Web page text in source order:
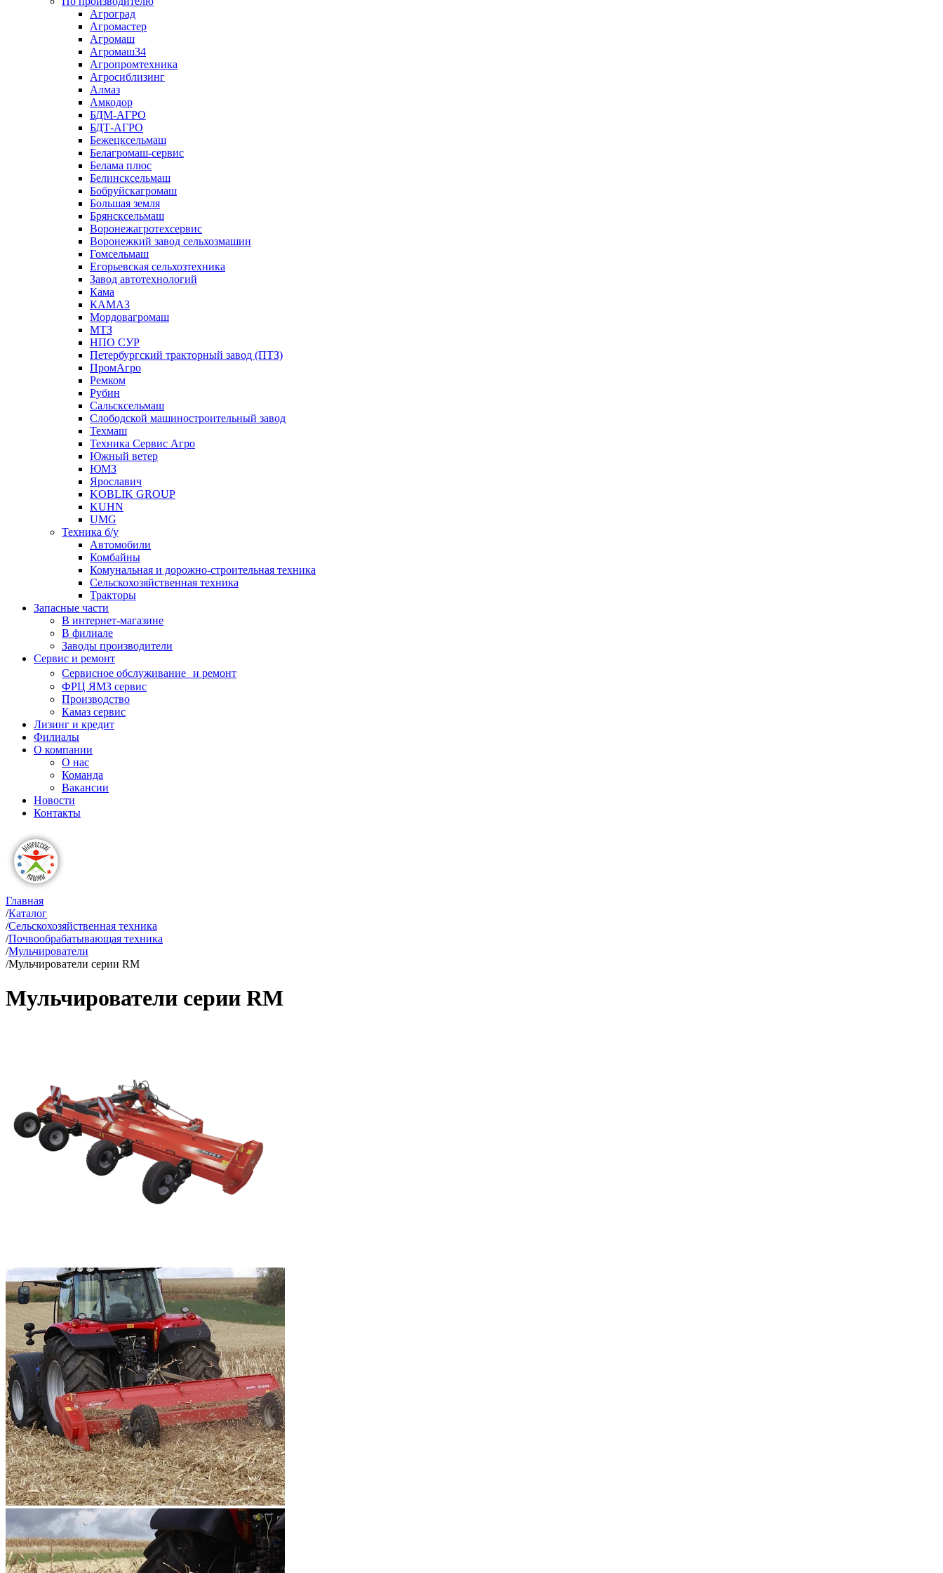
Агроград
Агромастер
Агромаш
Агромаш34
Агропромтехника
Агросиблизинг
Алмаз
Амкодор
БДМ-АГРО
БДТ-АГРО
Бежецксельмаш
Белагромаш-сервис
Белама плюс
Белинсксельмаш
Бобруйскагромаш
Большая земля
Брянсксельмаш
Воронежагротехсервис
Воронежкий завод сельхозмашин
Гомсельмаш
Егорьевская сельхозтехника
Завод автотехнологий
Кама
КАМАЗ
Мордовагромаш
МТЗ
НПО СУР
Петербургский тракторный завод (ПТЗ)
ПромАгро
Ремком
Рубин
Сальскcельмаш
Слободской машиностроительный завод
Техмаш
Техника Сервис Агро
Южный ветер
ЮМЗ
Ярославич
KOBLIK GROUP
KUHN
UMG
Техника б/у
Автомобили
Комбайны
Комунальная и дорожно-строительная техника
Сельскохозяйственная техника
Тракторы
Запасные части
В интернет-магазине
В филиале
Заводы производители
Сервис и ремонт
Сервисное обслуживание и ремонт
ФРЦ ЯМЗ сервис
Производство
Камаз сервис
Лизинг и кредит
Филиалы
О компании
О нас
Команда
Вакансии
Новости
Контакты
Главная
/Каталог
/Сельскохозяйственная техника
/Почвообрабатывающая техника
/Мульчирователи
/Мульчирователи серии RM
Мульчирователи серии RM